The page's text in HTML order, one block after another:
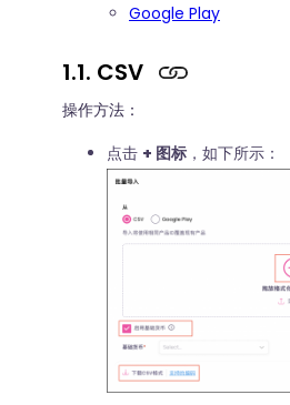
Google Play
1.1. CSV
操作方法：
点击 + 图标 ，如下所示：